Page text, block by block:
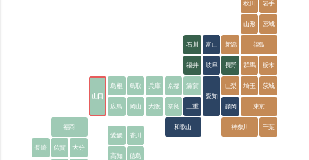
秋田 岩手
山形 宮城
福島
新潟
群馬 栃木
埼玉 茨城
東京
神奈川 千葉
山梨
石川
福井 長野
富山
岐阜
愛知
静岡
三重
和歌山
山口
島根 鳥取
広島 岡山
兵庫 京都 滋賀
大阪 奈良
香川
愛媛
徳島
高知
福岡
佐賀 大分
長崎